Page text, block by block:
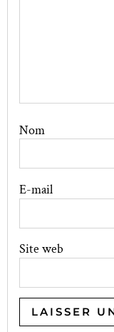
Nom
E-mail
Site web